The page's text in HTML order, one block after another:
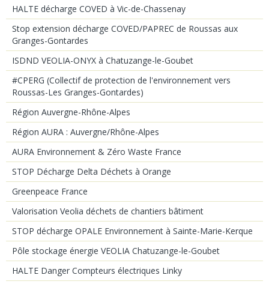
HALTE décharge COVED à Vic-de-Chassenay
Stop extension décharge COVED/PAPREC de Roussas aux
Granges-Gontardes
ISDND VEOLIA-ONYX à Chatuzange-le-Goubet
#CPERG (Collectif de protection de l'environnement vers
Roussas-Les Granges-Gontardes)
Région Auvergne-Rhône-Alpes
Région AURA : Auvergne/Rhône-Alpes
AURA Environnement & Zéro Waste France
STOP Décharge Delta Déchets à Orange
Greenpeace France
Valorisation Veolia déchets de chantiers bâtiment
STOP décharge OPALE Environnement à Sainte-Marie-Kerque
Pôle stockage énergie VEOLIA Chatuzange-le-Goubet
HALTE Danger Compteurs électriques Linky